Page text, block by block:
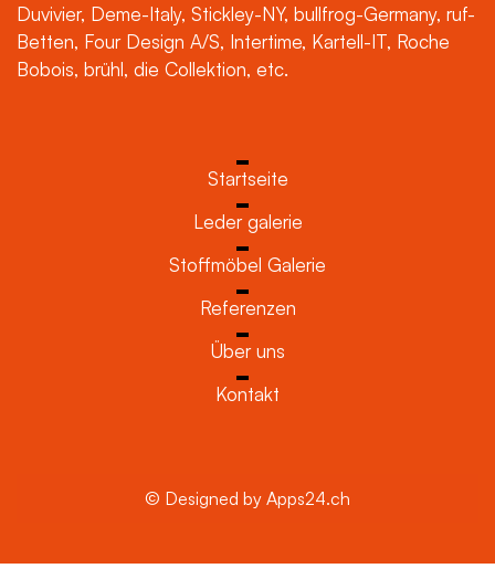
Duvivier, Deme-Italy, Stickley-NY, bullfrog-Germany, ruf-
Betten, Four Design A/S, Intertime, Kartell-IT, Roche
Bobois, brühl, die Collektion, etc.
Startseite
Leder galerie
Stoffmöbel Galerie
Referenzen
Über uns
Kontakt
© Designed by Apps24.ch